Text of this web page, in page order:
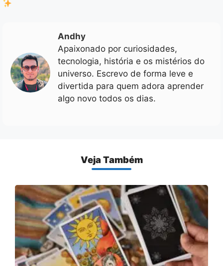
Andhy
Apaixonado por curiosidades,
tecnologia, história e os mistérios do
universo. Escrevo de forma leve e
divertida para quem adora aprender
algo novo todos os dias.
Veja Também